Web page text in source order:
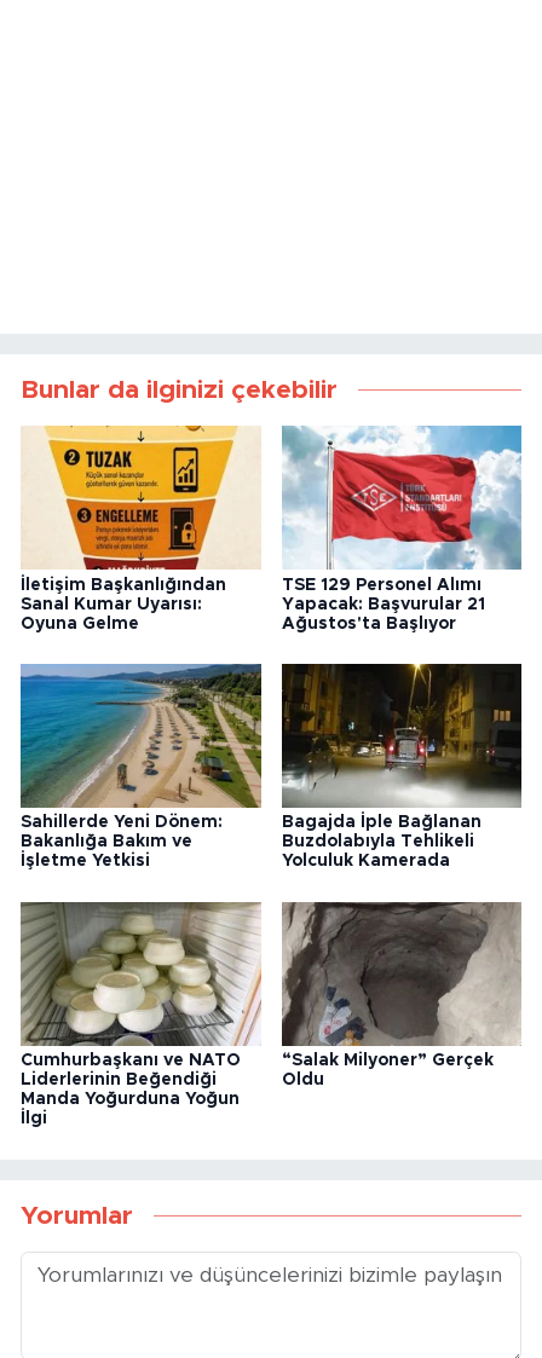
Bunlar da ilginizi çekebilir
İletişim Başkanlığından
Sanal Kumar Uyarısı:
Oyuna Gelme
TSE 129 Personel Alımı
Yapacak: Başvurular 21
Ağustos'ta Başlıyor
Sahillerde Yeni Dönem:
Bakanlığa Bakım ve
İşletme Yetkisi
Bagajda İple Bağlanan
Buzdolabıyla Tehlikeli
Yolculuk Kamerada
Cumhurbaşkanı ve NATO
Liderlerinin Beğendiği
Manda Yoğurduna Yoğun
İlgi
“Salak Milyoner” Gerçek
Oldu
Yorumlar